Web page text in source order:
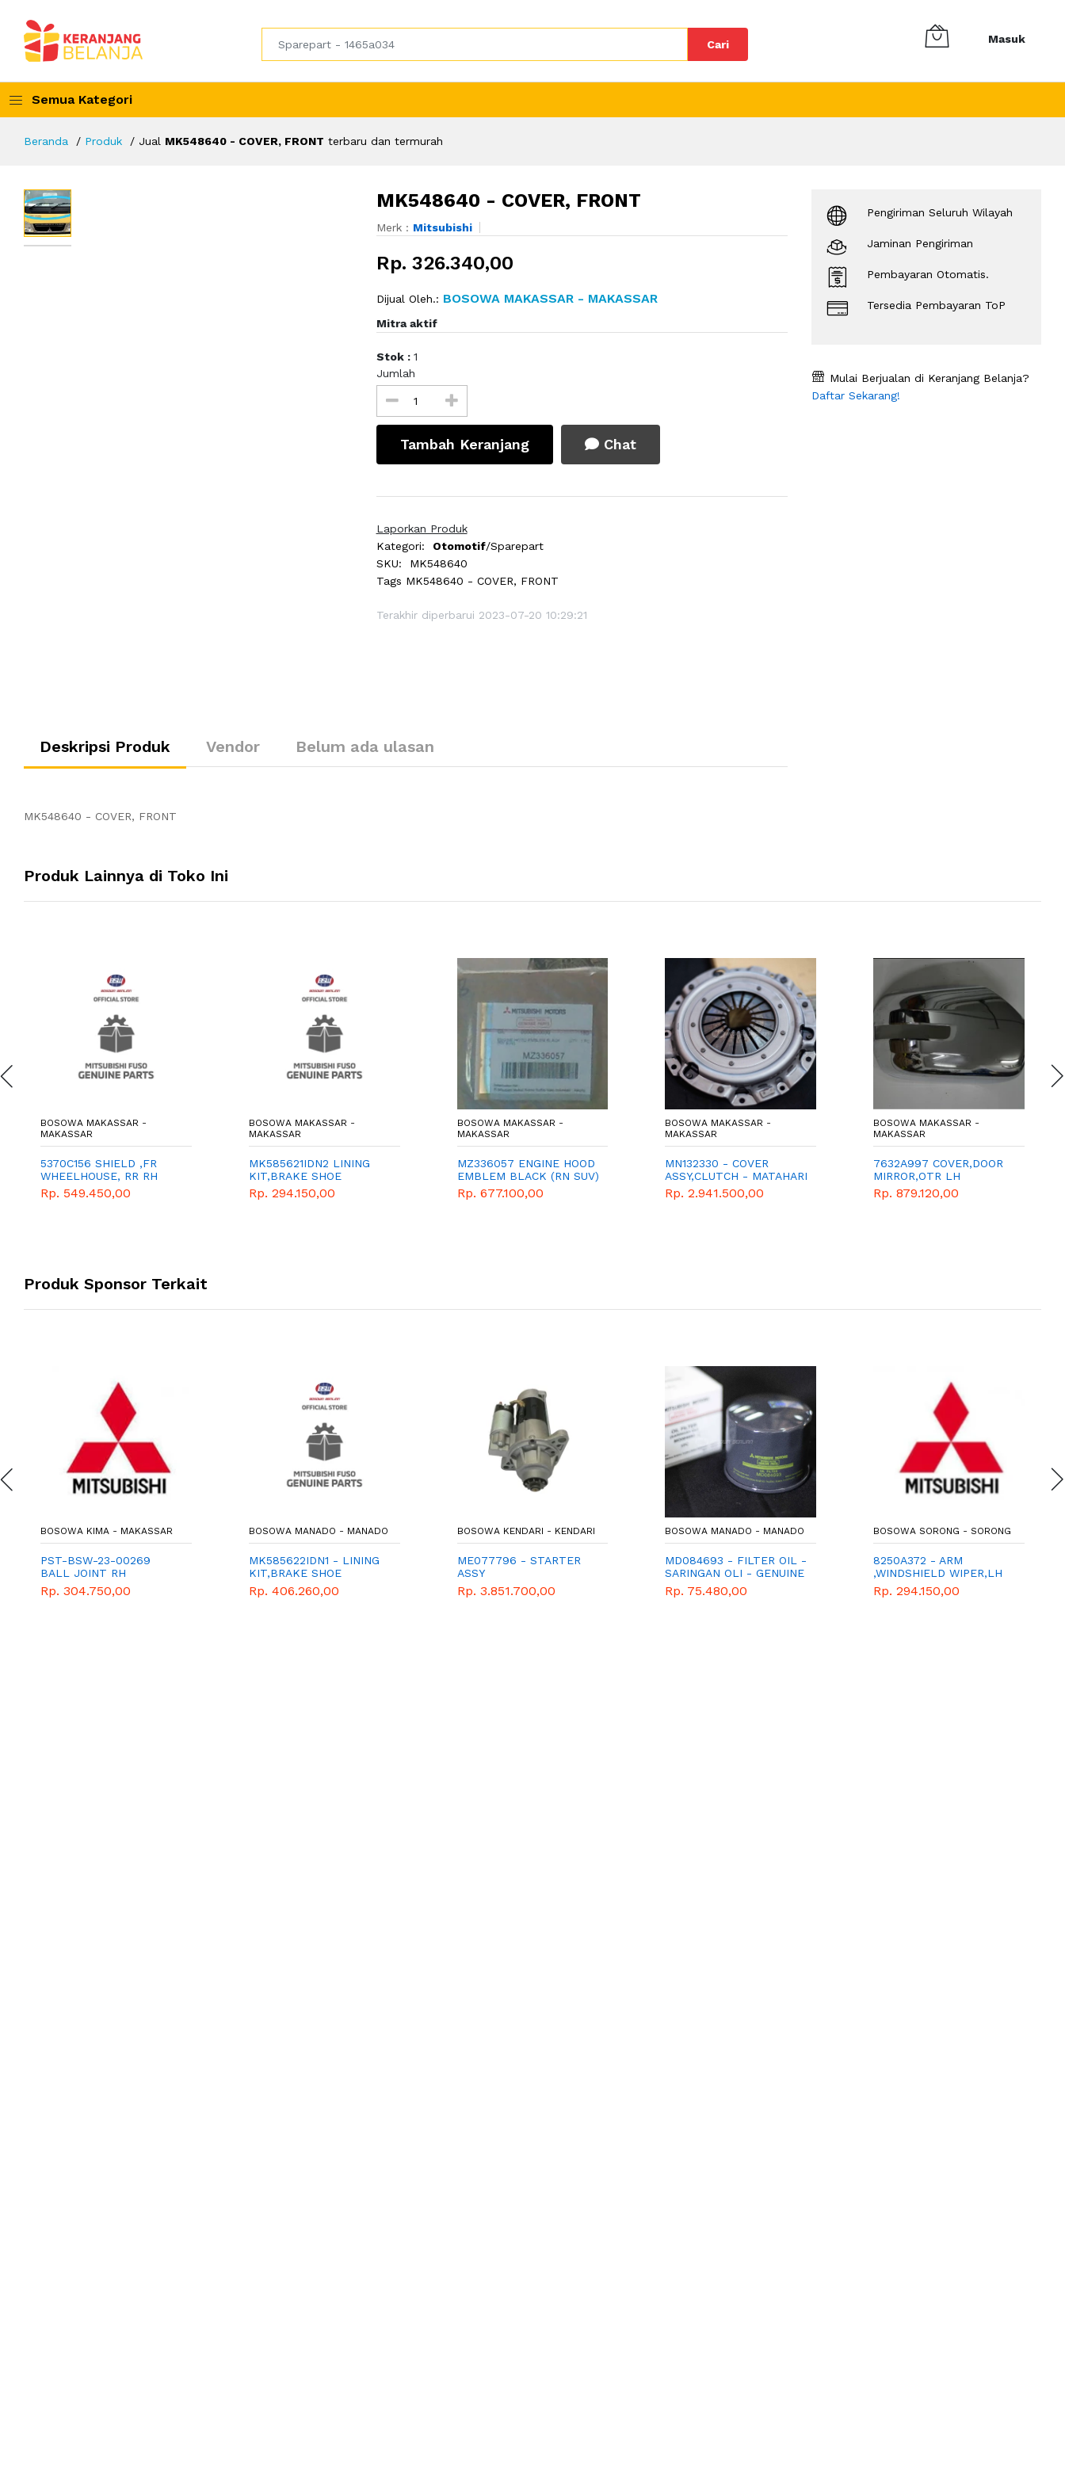
Cari Masuk
Semua Kategori
Beranda Produk Jual MK548640 - COVER, FRONT terbaru dan termurah
MK548640 - COVER, FRONT
Merk : Mitsubishi
Rp. 326.340,00
Dijual Oleh.: BOSOWA MAKASSAR - MAKASSAR
Mitra aktif
Stok : 1
Jumlah
Tambah Keranjang Chat
Laporkan Produk
Kategori:
Otomotif/Sparepart
SKU:
MK548640
Tags MK548640 - COVER, FRONT
Terakhir diperbarui 2023-07-20 10:29:21
Deskripsi Produk Vendor Belum ada ulasan
MK548640 - COVER, FRONT
Pengiriman Seluruh Wilayah
Jaminan Pengiriman
Pembayaran Otomatis.
Tersedia Pembayaran ToP
Mulai Berjualan di Keranjang Belanja?
Daftar Sekarang!
Produk Lainnya di Toko Ini
BOSOWA MAKASSAR -
MAKASSAR
5370C156 SHIELD ,FR
WHEELHOUSE, RR RH
Rp. 549.450,00
BOSOWA MAKASSAR -
MAKASSAR
MK585621IDN2 LINING
KIT,BRAKE SHOE
Rp. 294.150,00
BOSOWA MAKASSAR -
MAKASSAR
MZ336057 ENGINE HOOD
EMBLEM BLACK (RN SUV)
Rp. 677.100,00
BOSOWA MAKASSAR -
MAKASSAR
MN132330 - COVER
ASSY,CLUTCH - MATAHARI
- GENUINE SPAREPART
MITSUBISHI -
Rp. 2.941.500,00
BOSOWA MAKASSAR -
MAKASSAR
7632A997 COVER,DOOR
MIRROR,OTR LH
Rp. 879.120,00
Produk Sponsor Terkait
BOSOWA KIMA - MAKASSAR
PST-BSW-23-00269
BALL JOINT RH
Rp. 304.750,00
BOSOWA MANADO - MANADO
MK585622IDN1 - LINING
KIT,BRAKE SHOE
(MK585622) 320x120
Rp. 406.260,00
BOSOWA KENDARI - KENDARI
ME077796 - STARTER
ASSY
Rp. 3.851.700,00
BOSOWA MANADO - MANADO
MD084693 - FILTER OIL -
SARINGAN OLI - GENUINE
SPAREPART MITSUBISHI
Rp. 75.480,00
BOSOWA SORONG - SORONG
8250A372 - ARM
,WINDSHIELD WIPER,LH
Rp. 294.150,00